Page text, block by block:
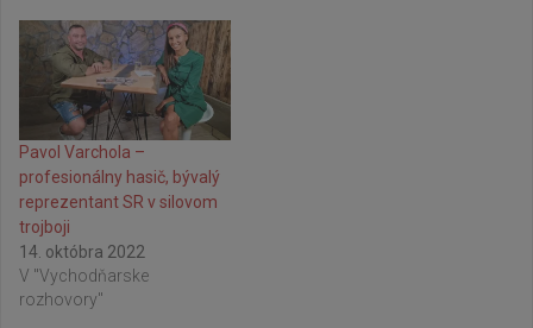
Pavol Varchola –
profesionálny hasič, bývalý
reprezentant SR v silovom
trojboji
14. októbra 2022
V "Vychodňarske
rozhovory"